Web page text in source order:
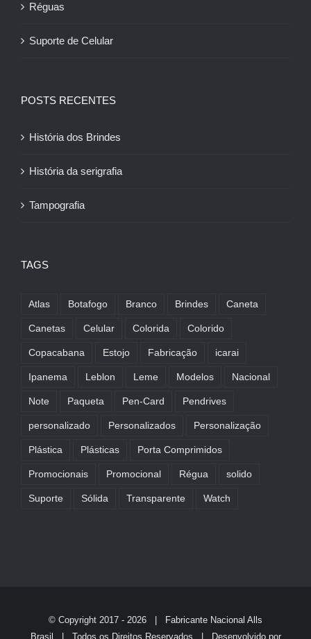
Réguas
Suporte de Celular
POSTS RECENTES
História dos Brindes
História da serigrafia
Tampografia
TAGS
Atlas Botafogo Branco Brindes Caneta
Canetas Celular Colorida Colorido
Copacabana Estojo Fabricação icarai
Ipanema Leblon Leme Modelos Nacional
Note Paqueta Pen-Card Pendrives
personalizado Personalizados Personalização
Plástica Plásticas Porta Comprimidos
Promocionais Promocional Régua solido
Suporte Sólida Transparente Watch
© Copyright 2017 - 2026 | Fabricante Nacional Alls
Brasil
| Todos os Direitos Reservados | Desenvolvido por